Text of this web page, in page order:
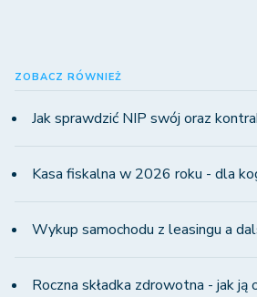
ZOBACZ RÓWNIEŻ
Jak sprawdzić NIP swój oraz
Kasa fiskalna w 2026 roku - dla
Wykup samochodu z leasingu a
Roczna składka zdrowotna - jak ją